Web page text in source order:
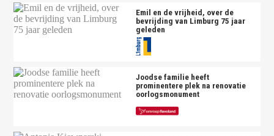
Emil en de vrijheid, over de
bevrijding van Limburg 75 jaar
geleden
Joodse familie heeft
prominentere plek na renovatie
oorlogsmonument